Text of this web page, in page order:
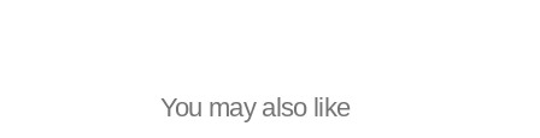
You may also like